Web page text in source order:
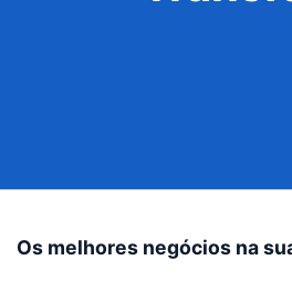
Os melhores negócios na